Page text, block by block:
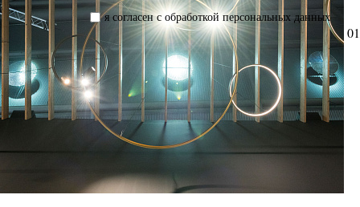
я согласен с обработкой персональных данных